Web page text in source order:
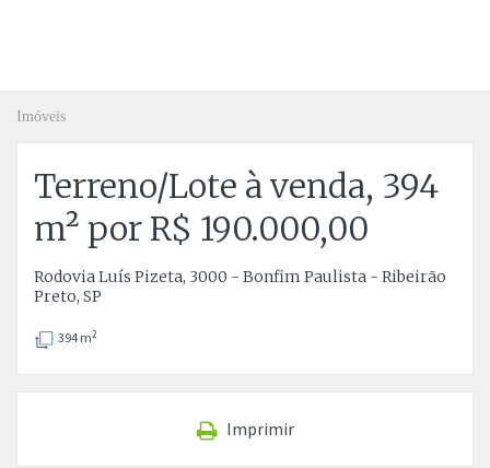
Imóveis
Terreno/Lote à venda, 394
m² por R$ 190.000,00
Rodovia Luís Pizeta, 3000 - Bonfim Paulista - Ribeirão
Preto, SP
394 m2
Imprimir